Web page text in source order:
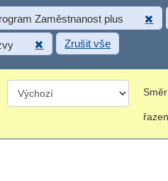
Zaměstnanost plus
Zrušit vše
Směr